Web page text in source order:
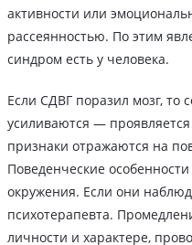
активности или
рассеянностью. По этим
синдром есть у человека.
Если СДВГ поразил мозг, то
усиливаются —
признаки отражаются на
Поведенческие
окружения. Если они
психотерапевта.
личности и характере,